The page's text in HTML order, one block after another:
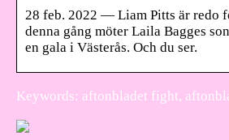
28 feb. 2022 — Liam Pitts är redo
denna gång möter Laila Bagges
en gala i Västerås. Och du ser.
Keywords: aftonbladet fight,